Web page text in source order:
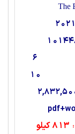
The
2021
6
10
813 کیلو